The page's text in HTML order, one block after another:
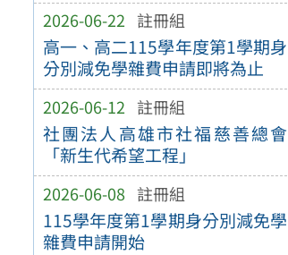
2026-06-22 註冊組
高一、高二115學年度第1學期身
分別減免學雜費申請即將為止
2026-06-12 註冊組
社團法人高雄市社福慈善總會
「新生代希望工程」
2026-06-08 註冊組
115學年度第1學期身分別減免學
雜費申請開始